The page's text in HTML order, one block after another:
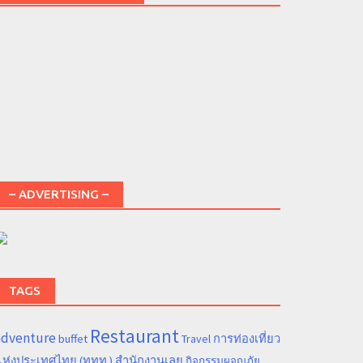
– ADVERTISING –
TAGS
buffet RestaurantTravel การท่องเที่ยว